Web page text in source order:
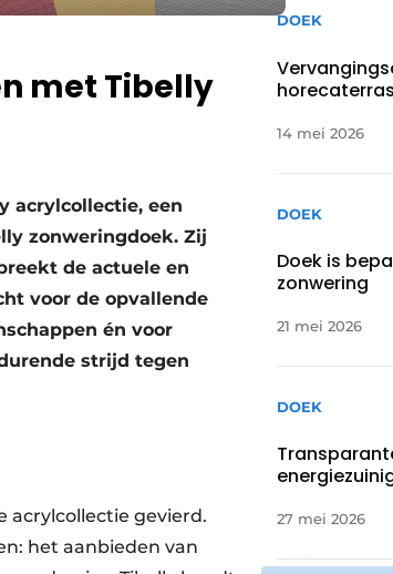
met Tibelly
acrylcollectie, een
zonweringdoek. Zij
de actuele en
voor de opvallende
én voor
strijd tegen
acrylcollectie gevierd.
het aanbieden van
DOEK
14 mei 2026
DOEK
Doek is
zonwering
21 mei 2026
DOEK
27 mei 2026